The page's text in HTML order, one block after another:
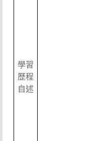
學習
歷程
自述